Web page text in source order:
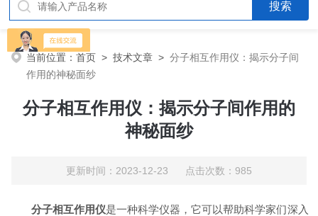
当前位置：首页 >技术文章 >分子相互作用仪：揭示分子间
作用的神秘面纱
分子相互作用仪：揭示分子间作用的
神秘面纱
更新时间：2023-12-23 点击次数：985
分子相互作用仪是一种科学仪器，它可以帮助科学家们深入